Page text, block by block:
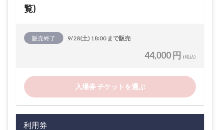
覧)
販売終了 9/28(土) 18:00 まで販売
44,000 円 (税込)
入場券 チケットを選ぶ
利用券